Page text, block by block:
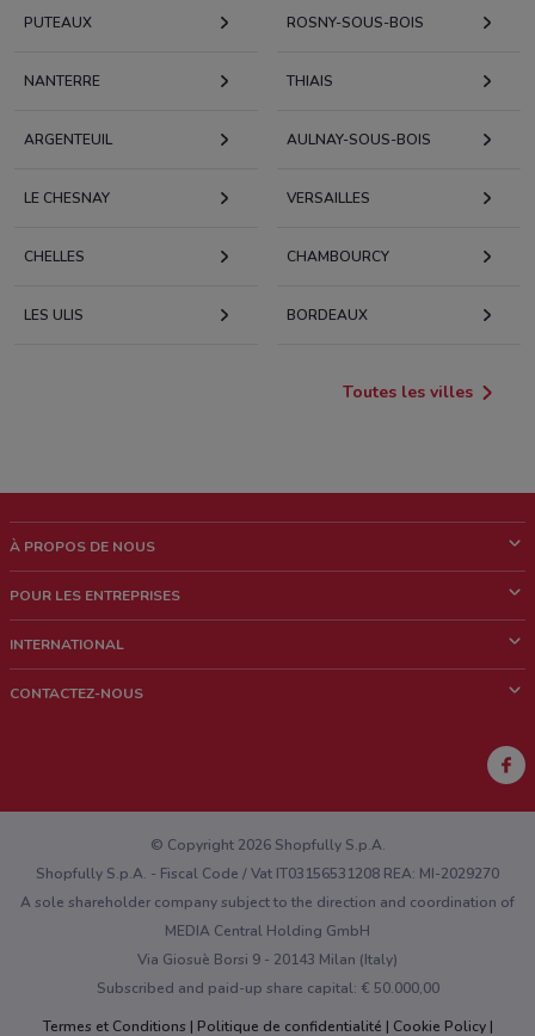
PUTEAUX ROSNY-SOUS-BOIS
NANTERRE THIAIS
ARGENTEUIL AULNAY-SOUS-BOIS
LE CHESNAY VERSAILLES
CHELLES CHAMBOURCY
LES ULIS BORDEAUX
Toutes les villes
À PROPOS DE NOUS
News & Médias
POUR LES ENTREPRISES
Contacts commerciaux et/ou marketing
INTERNATIONAL
CONTACTEZ-NOUS
Vous rencontrez un problème technique sur l’appli ou le site?
© Copyright 2026 Shopfully S.p.A.
Shopfully S.p.A. - Fiscal Code / Vat IT03156531208 REA: MI-2029270
A sole shareholder company subject to the direction and coordination of
MEDIA Central Holding GmbH
Via Giosuè Borsi 9 - 20143 Milan (Italy)
Subscribed and paid-up share capital: € 50.000,00
Termes et Conditions
Politique de confidentialité Cookie Policy